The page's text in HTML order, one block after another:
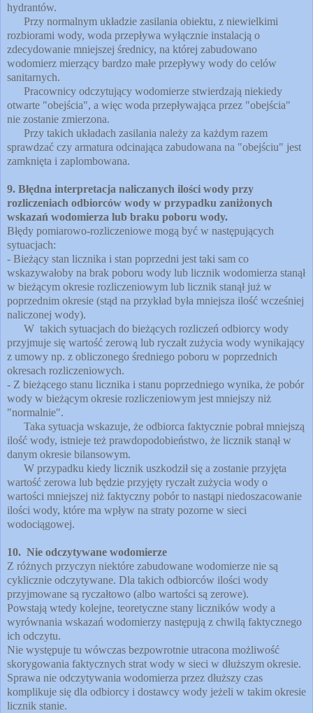
hydrantów.
Przy normalnym układzie zasilania obiektu, z niewielkimi
rozbiorami wody, woda przepływa wyłącznie instalacją o
zdecydowanie mniejszej średnicy, na której zabudowano
wodomierz mierzący bardzo małe przepływy wody do celów
sanitarnych.
Pracownicy odczytujący wodomierze stwierdzają niekiedy
otwarte "obejścia", a więc woda przepływająca przez "obejścia"
nie zostanie zmierzona.
Przy takich układach zasilania należy za każdym razem
sprawdzać czy armatura odcinająca zabudowana na "obejściu" jest
zamknięta i zaplombowana.
9. Błędna interpretacja naliczanych ilości wody przy
rozliczeniach odbiorców wody w przypadku zaniżonych
wskazań wodomierza lub braku poboru wody.
Błędy pomiarowo-rozliczeniowe mogą być w następujących
sytuacjach:
- Bieżący stan licznika i stan poprzedni jest taki sam co
wskazywałoby na brak poboru wody lub licznik wodomierza stanął
w bieżącym okresie rozliczeniowym lub licznik stanął już w
poprzednim okresie (stąd na przykład była mniejsza ilość wcześniej
naliczonej wody).
W takich sytuacjach do bieżących rozliczeń odbiorcy wody
przyjmuje się wartość zerową lub ryczałt zużycia wody wynikający
z umowy np. z obliczonego średniego poboru w poprzednich
okresach rozliczeniowych.
- Z bieżącego stanu licznika i stanu poprzedniego wynika, że pobór
wody w bieżącym okresie rozliczeniowym jest mniejszy niż
"normalnie".
Taka sytuacja wskazuje, że odbiorca faktycznie pobrał mniejszą
ilość wody, istnieje też prawdopodobieństwo, że licznik stanął w
danym okresie bilansowym.
W przypadku kiedy licznik uszkodził się a zostanie przyjęta
wartość zerowa lub będzie przyjęty ryczałt zużycia wody o
wartości mniejszej niż faktyczny pobór to nastąpi niedoszacowanie
ilości wody, które ma wpływ na straty pozorne w sieci
wodociągowej.
10. Nie odczytywane wodomierze
Z różnych przyczyn niektóre zabudowane wodomierze nie są
cyklicznie odczytywane. Dla takich odbiorców ilości wody
przyjmowane są ryczałtowo (albo wartości są zerowe).
Powstają wtedy kolejne, teoretyczne stany liczników wody a
wyrównania wskazań wodomierzy następują z chwilą faktycznego
ich odczytu.
Nie występuje tu wówczas bezpowrotnie utracona możliwość
skorygowania faktycznych strat wody w sieci w dłuższym okresie.
Sprawa nie odczytywania wodomierza przez dłuższy czas
komplikuje się dla odbiorcy i dostawcy wody jeżeli w takim okresie
licznik stanie.